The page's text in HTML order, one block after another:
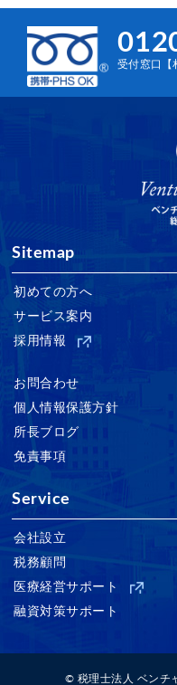
受付窓口【
Sitemap
初めての方へ
サービス案内
採用情報
お問合わせ
個人情報保護方針
所長ブログ
免責事項
Service
会社設立
税務顧問
医療経営サポート
融資対策サポート
© 税理士法人 ベンチ